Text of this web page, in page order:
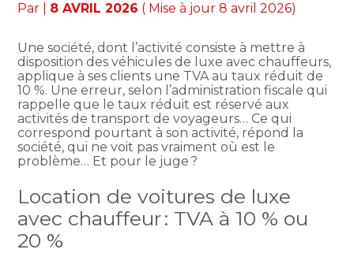
Par 8 AVRIL 2026 ( Mise à jour 8 avril 2026)
Une société, dont l’activité consiste à mettre à
disposition des véhicules de luxe avec chauffeurs,
applique à ses clients une TVA au taux réduit de
10 %. Une erreur, selon l’administration fiscale qui
rappelle que le taux réduit est réservé aux
activités de transport de voyageurs… Ce qui
correspond pourtant à son activité, répond la
société, qui ne voit pas vraiment où est le
problème… Et pour le juge ?
Location de voitures de luxe
avec chauffeur : TVA à 10 % ou
20 %